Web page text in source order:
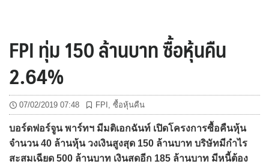
FPI ทุ่ม 150 ล้านบาท ซื้อหุ้นคืน
2.64%
07/02/2019 07:48 FPI ซื้อหุ้นคืน
บอร์ดฟอร์จูน พาร์ทฯ มีมติเอกฉันท์ เปิดโครงการซื้อคืนหุ้น
จำนวน 40 ล้านหุ้น วงเงินสูงสุด 150 ล้านบาท บริษัทมีกำไร
สะสมเฉียด 500 ล้านบาท เงินสดอีก 185 ล้านบาท มีหนี้ต้อง